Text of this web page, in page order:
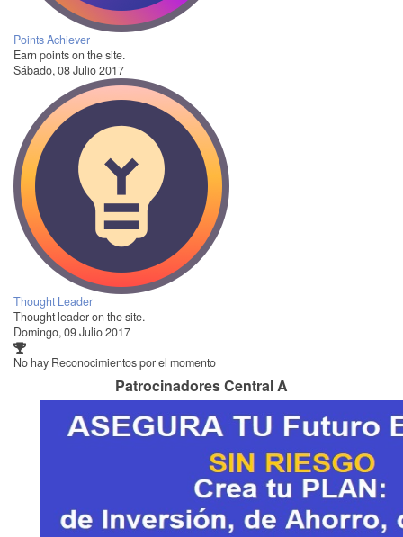
Points Achiever
Earn points on the site.
Sábado, 08 Julio 2017
Thought Leader
Thought leader on the site.
Domingo, 09 Julio 2017
No hay Reconocimientos por el momento
Patrocinadores Central A